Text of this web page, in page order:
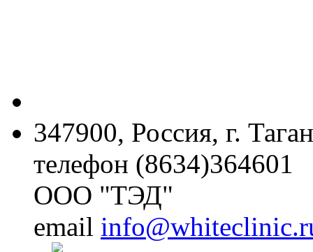
347900, Россия, г.
телефон (8634)364601
ООО "ТЭД"
email